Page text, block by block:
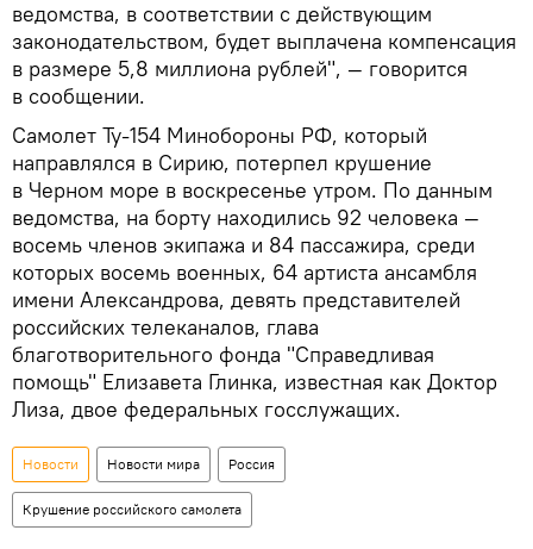
ведомства, в соответствии с действующим
законодательством, будет выплачена компенсация
в размере 5,8 миллиона рублей", — говорится
в сообщении.
Самолет Ту-154 Минобороны РФ, который
направлялся в Сирию, потерпел крушение
в Черном море в воскресенье утром. По данным
ведомства, на борту находились 92 человека —
восемь членов экипажа и 84 пассажира, среди
которых восемь военных, 64 артиста ансамбля
имени Александрова, девять представителей
российских телеканалов, глава
благотворительного фонда "Справедливая
помощь" Елизавета Глинка, известная как Доктор
Лиза, двое федеральных госслужащих.
Новости Новости мира Россия
Крушение российского самолета